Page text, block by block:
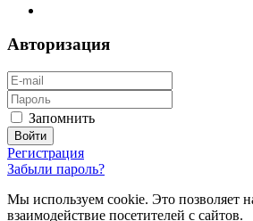
Авторизация
Запомнить
Регистрация
Забыли пароль?
Мы используем cookie. Это позволяет
взаимодействие посетителей с сайтов.